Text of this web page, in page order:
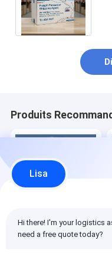
Produits
Agent de transport
et d'expédition
Lisa
Hi there! I'm your logistics
need a free quote today?